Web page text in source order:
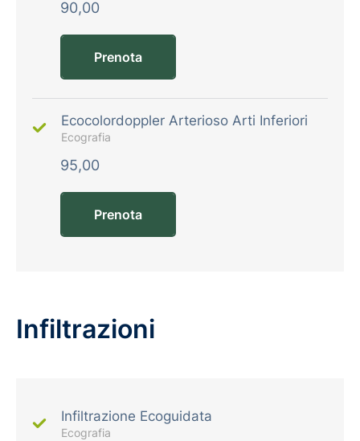
90,00
Prenota
Ecocolordoppler Arterioso Arti Inferiori
Ecografia
95,00
Prenota
Infiltrazioni
Infiltrazione Ecoguidata
Ecografia